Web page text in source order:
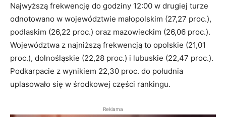
Najwyższą frekwencję do godziny 12:00 w drugiej turze
odnotowano w województwie małopolskim (27,27 proc.),
podlaskim (26,22 proc.) oraz mazowieckim (26,06 proc.).
Województwa z najniższą frekwencją to opolskie (21,01
proc.), dolnośląskie (22,28 proc.) i lubuskie (22,47 proc.).
Podkarpacie z wynikiem 22,30 proc. do południa
uplasowało się w środkowej części rankingu.
Reklama